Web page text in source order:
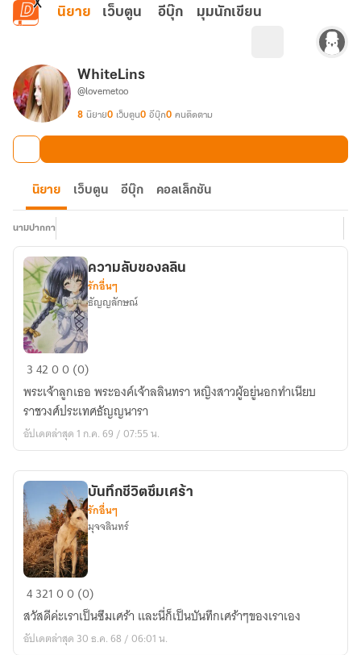
ข้ามไปยังเนื้อหาหลัก
นิยาย เว็บตูน อีบุ๊ก มุมนักเขียน
WhiteLins
@lovemetoo
8 นิยาย0 เว็บตูน0 อีบุ๊ก0 คนติดตาม
นิยาย เว็บตูน อีบุ๊ก คอลเล็กชัน
นามปากกา
ความ
ของ
ลลิน
ความลับของลลิน
รักอื่นๆ
ธัญญลักษณ์
34200 (0)
พระเจ้าลูกเธอ พระองค์เจ้าลลินทรา หญิงสาวผู้อยู่นอกทำเนียบ
ราชวงศ์ประเทศธัญญนารา
อัปเดตล่าสุด 1 ก.ค. 69 / 07:55 น.
บันทึก
ชีวิต
ซึม
เศร้า
บันทึกชีวิตซึมเศร้า
รักอื่นๆ
มุจจลินทร์
432100 (0)
สวัสดีค่ะเราเป็นซึมเศร้า และนี่ก็เป็นบันทึกเศร้าๆของเราเอง
อัปเดตล่าสุด 30 ธ.ค. 68 / 06:01 น.